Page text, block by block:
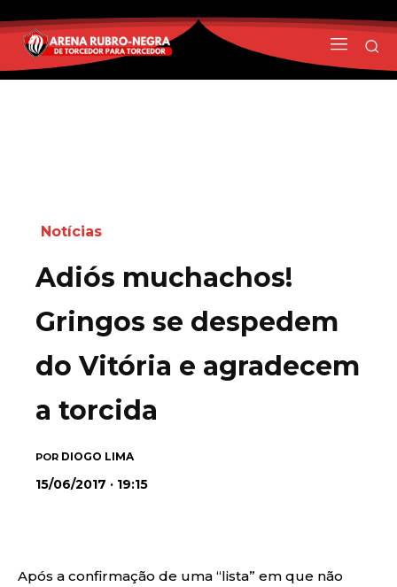
Notícias
Adiós muchachos!
Gringos se despedem
do Vitória e agradecem
a torcida
POR DIOGO LIMA
15/06/2017 · 19:15
Após a confirmação de uma “lista” em que não